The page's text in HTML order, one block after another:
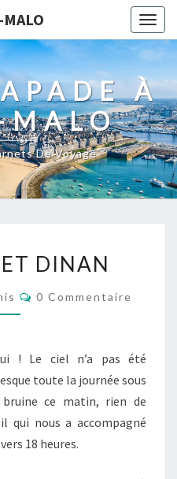
MALO
À
MALO
De Voyage
ET
DINAN
Commentaires
0 Commentaire
! Le ciel n’a pas été
toute la journée sous
ce matin, rien de
qui nous a accompagné
18 heures.